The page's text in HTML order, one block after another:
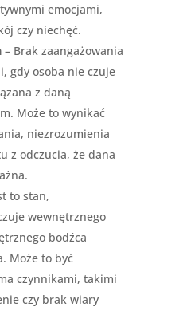
emocjami,
czy niechęć.
– Brak zaangażowania
gdy osoba nie czuje
z daną
Może to wynikać
niezrozumienia
z odczucia, że dana
to stan,
wewnętrznego
bodźca
Może to być
czynnikami, takimi
czy brak wiary